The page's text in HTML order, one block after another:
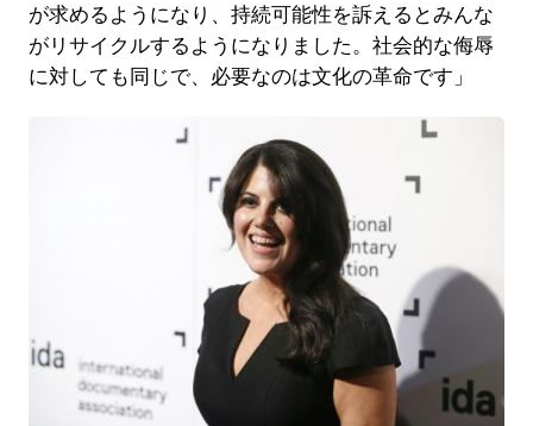
が求めるようになり、持続可能性を訴えるとみんな
がリサイクルするようになりました。社会的な侮辱
に対しても同じで、必要なのは文化の革命です」